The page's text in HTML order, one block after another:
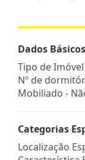
Dados Básicos
Tipo de
Nº de
Mobiliado -
Categorias
Localização